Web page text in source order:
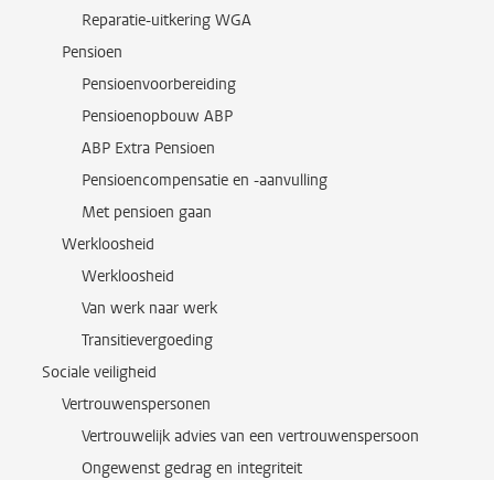
Reparatie-uitkering WGA
Pensioen
Pensioenvoorbereiding
Pensioenopbouw ABP
ABP Extra Pensioen
Pensioencompensatie en -aanvulling
Met pensioen gaan
Werkloosheid
Werkloosheid
Van werk naar werk
Transitievergoeding
Sociale veiligheid
Vertrouwenspersonen
Vertrouwelijk advies van een vertrouwenspersoon
Ongewenst gedrag en integriteit